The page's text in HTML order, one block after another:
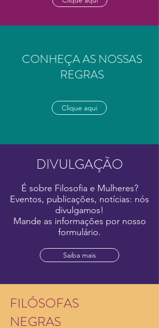
CONHEÇA AS NOSSAS
REGRAS
Clique aqui
DIVULGAÇÃO
É sobre Filosofia e Mulheres?
Eventos, publicações, notícias: nós
divulgamos!
Mande as informações por nosso
formulário.
Saiba mais
FILÓSOFAS
NEGRAS